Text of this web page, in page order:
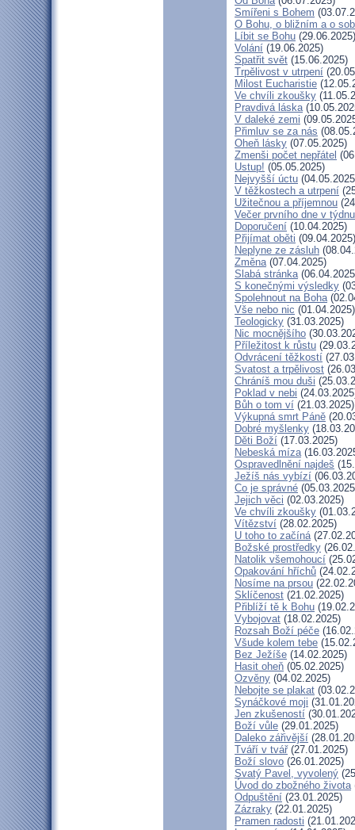
Smířeni s Bohem
O Bohu, o bližním a o
Líbit se Bohu (29.06.2025)
Volání (19.06.2025)
Spatřit svět (15.06.2025)
Trpělivost v utrpení
Milost Eucharistie
Ve chvíli zkoušky
Pravdivá láska
V daleké zemi
Přimluv se za nás
Oheň lásky (07.05.2025)
Zmenši počet nepřátel
Ustup! (05.05.2025)
Nejvyšší úctu
V těžkostech a utrpení
Užitečnou a příjemnou
Večer prvního dne v týdnu
Doporučení (10.04.2025)
Přijímat oběti (09.04.2025)
Neplyne ze zásluh
Změna(07.04.2025)
Slabá stránka
S konečnými výsledky
Spolehnout na Boha
Vše nebo nic (01.04.2025)
Teologicky (31.03.2025)
Nic mocnějšího
Příležitost k růstu
Odvrácení těžkostí
Svatost a trpělivost
Chráníš mou duši
Poklad v nebi
Bůh o tom ví (21.03.2025)
Výkupná smrt Páně
Dobré myšlenky
Děti Boží (17.03.2025)
Nebeská míza
Ospravedlnění najdeš
Ježíš nás vybízí
Co je správné
Jejich věci (02.03.2025)
Ve chvíli zkoušky
Vítězství (28.02.2025)
U toho to začíná
Božské prostředky
Natolik všemohoucí
Opakování hříchů
Nosíme na prsou
Sklíčenost (21.02.2025)
Přiblíží tě k Bohu
Vybojovat (18.02.2025)
Rozsah Boží péče
Všude kolem tebe
Bez Ježíše (14.02.2025)
Hasit oheň (05.02.2025)
Ozvěny (04.02.2025)
Nebojte se plakat
Synáčkové moji
Jen zkušeností
Boží vůle (29.01.2025)
Daleko zářivější
Tváří v tvář(27.01.2025)
Boží slovo (26.01.2025)
Svatý Pavel, vyvolený
Úvod do zbožného života
Odpuštění (23.01.2025)
Zázraky (22.01.2025)
Pramen radosti